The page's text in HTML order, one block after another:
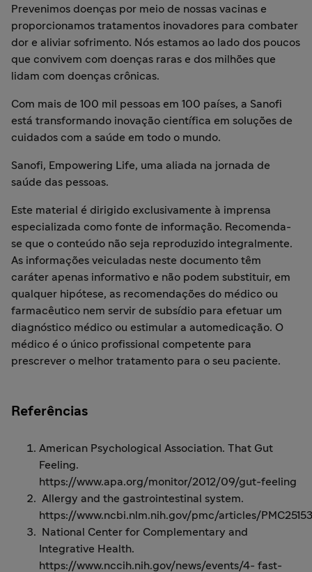
Prevenimos doenças por meio de nossas vacinas e
proporcionamos tratamentos inovadores para combater
dor e aliviar sofrimento. Nós estamos ao lado dos poucos
que convivem com doenças raras e dos milhões que
lidam com doenças crônicas.
Com mais de 100 mil pessoas em 100 países, a Sanofi
está transformando inovação científica em soluções de
cuidados com a saúde em todo o mundo.
Sanofi, Empowering Life, uma aliada na jornada de
saúde das pessoas.
Este material é dirigido exclusivamente à imprensa
especializada como fonte de informação. Recomenda-
se que o conteúdo não seja reproduzido integralmente.
As informações veiculadas neste documento têm
caráter apenas informativo e não podem substituir, em
qualquer hipótese, as recomendações do médico ou
farmacêutico nem servir de subsídio para efetuar um
diagnóstico médico ou estimular a automedicação. O
médico é o único profissional competente para
prescrever o melhor tratamento para o seu paciente.
Referências
American Psychological Association. That Gut
Feeling.
https://www.apa.org/monitor/2012/09/gut-feeling
Allergy and the gastrointestinal system.
https://www.ncbi.nlm.nih.gov/pmc/articles/
National Center for Complementary and
Integrative Health.
https://www.nccih.nih.gov/news/events/4- fast-